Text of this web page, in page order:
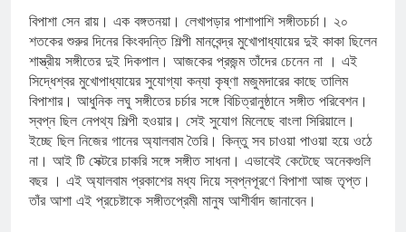
বিপাশা সেন রায়। এক বঙ্গতনয়া। লেখাপড়ার পাশাপাশি সঙ্গীতচর্চা। ২০
শতকের শুরুর দিনের কিংবদন্তি শিল্পী মানবেন্দ্র মুখোপাধ্যায়ের দুই কাকা ছিলেন
শাস্ত্রীয় সঙ্গীতের দুই দিকপাল। আজকের প্রজন্ম তাঁদের চেনেন না । এই
সিদ্ধেশ্বর মুখোপাধ্যায়ের সুযোগ্যা কন্যা কৃষ্ণা মজুমদারের কাছে তালিম
বিপাশার। আধুনিক লঘু সঙ্গীতের চর্চার সঙ্গে বিচিত্রানুষ্ঠানে সঙ্গীত পরিবেশন।
স্বপ্ন ছিল নেপথ্য শিল্পী হওয়ার। সেই সুযোগ মিলেছে বাংলা সিরিয়ালে।
ইচ্ছে ছিল নিজের গানের অ্যালবাম তৈরি। কিন্তু সব চাওয়া পাওয়া হয়ে ওঠে
না। আই টি সেক্টরে চাকরি সঙ্গে সঙ্গীত সাধনা। এভাবেই কেটেছে অনেকগুলি
বছর । এই অ্যালবাম প্রকাশের মধ্য দিয়ে স্বপ্নপূরণে বিপাশা আজ তৃপ্ত।
তাঁর আশা এই প্রচেষ্টাকে সঙ্গীতপ্রেমী মানুষ আশীর্বাদ জানাবেন।